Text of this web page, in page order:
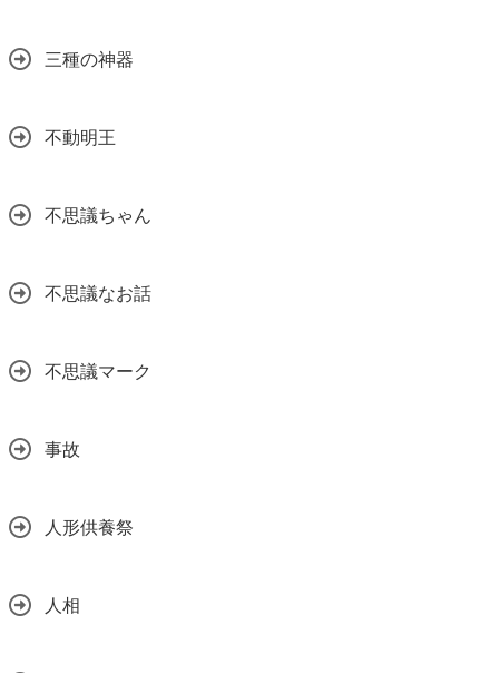
三種の神器
不動明王
不思議ちゃん
不思議なお話
不思議マーク
事故
人形供養祭
人相